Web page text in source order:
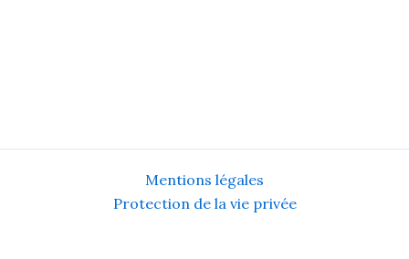
Mentions légales
Protection de la vie privée